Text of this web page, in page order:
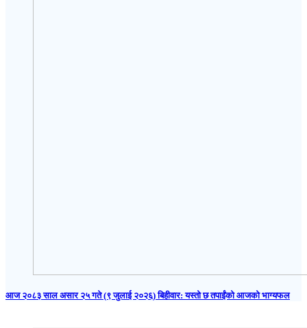
आज २०८३ साल असार २५ गते (९ जुलाई २०२६) बिहीवार: यस्तो छ तपाईंको आजको भाग्यफल